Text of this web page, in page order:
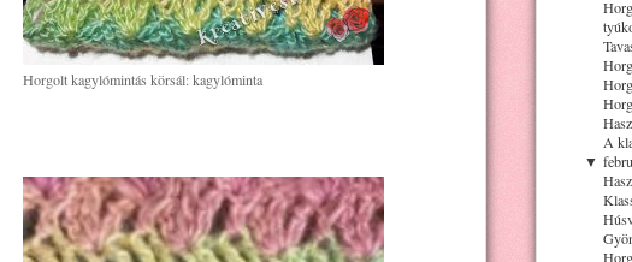
Horgolt kagylómintás körsál: kagylóminta
A
▼